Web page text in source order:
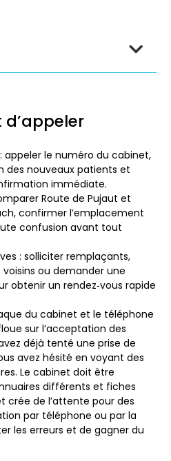
: appeler le numéro du cabinet,
des nouveaux patients et
immédiate.
Route de Pujaut et
confirmer l’emplacement
confusion avant tout
: solliciter remplaçants,
ou demander une
obtenir un rendez‑vous rapide
du cabinet et le téléphone
sur l’acceptation des
déjà tenté une prise de
avez hésité en voyant des
Le cabinet doit être
différents et fiches
crée de l’attente pour des
par téléphone ou par la
les erreurs et de gagner du